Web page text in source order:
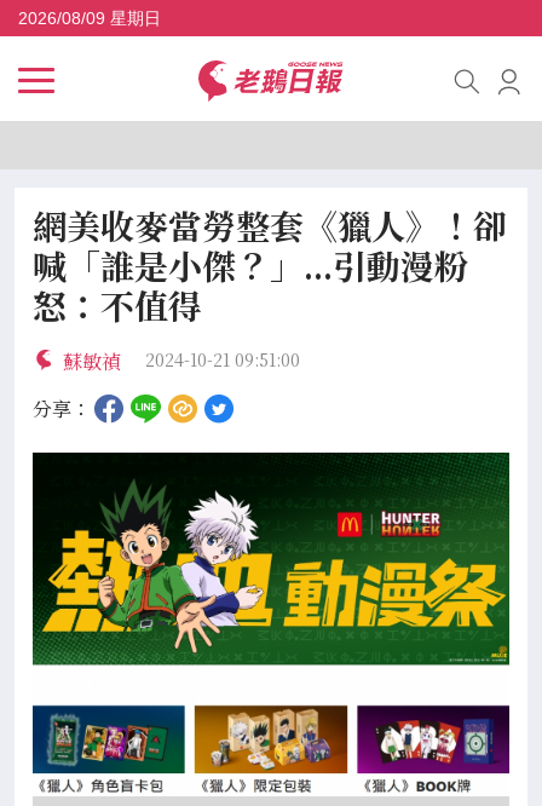
2026/08/09 星期日
網美收麥當勞整套《獵人》！卻
喊「誰是小傑？」...引動漫粉
怒：不值得
蘇敏禎 2024-10-21 09:51:00
分享：